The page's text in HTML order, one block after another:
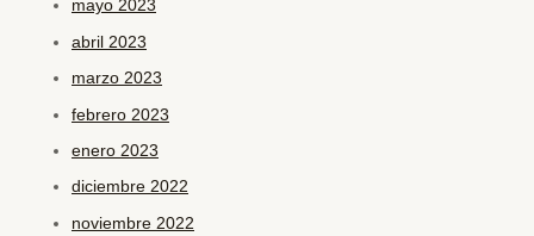
mayo 2023
abril 2023
marzo 2023
febrero 2023
enero 2023
diciembre 2022
noviembre 2022